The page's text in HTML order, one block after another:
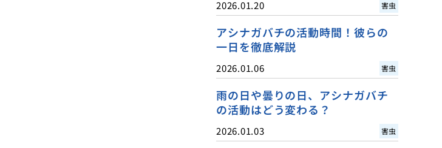
2026.01.20 害虫
アシナガバチの活動時間！彼らの
一日を徹底解説
2026.01.06 害虫
雨の日や曇りの日、アシナガバチ
の活動はどう変わる？
2026.01.03 害虫